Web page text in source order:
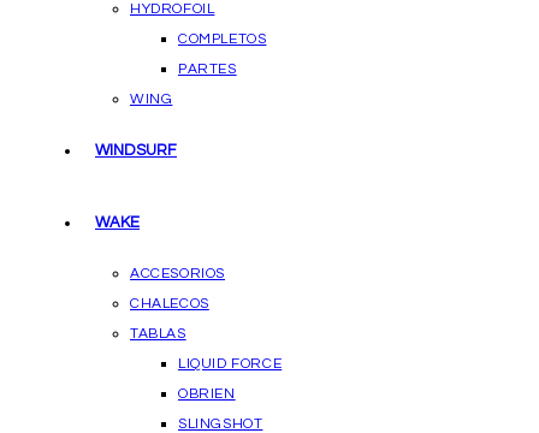
HYDROFOIL
COMPLETOS
PARTES
WING
WINDSURF
WAKE
ACCESORIOS
CHALECOS
TABLAS
LIQUID FORCE
OBRIEN
SLINGSHOT